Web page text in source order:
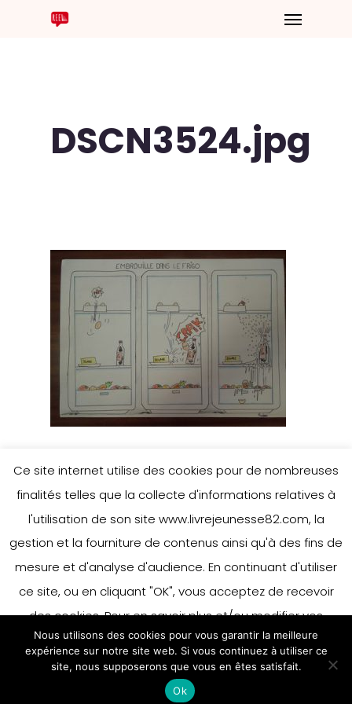
DSCN3524.jpg
Leave a Reply
You must belogged in to post a
comment.
Ce site internet utilise des cookies pour de nombreuses
finalités telles que la collecte d'informations relatives à
l'utilisation de son site www.livrejeunesse82.com, la
gestion et la fourniture de contenus ainsi qu'à des fins de
mesure et d'analyse d'audience. En continuant d'utiliser
ce site, ou en cliquant "OK", vous acceptez de recevoir
des cookies. Pour en savoir plus et/ou modifier vos
préférences en matière de cookies, merci de vous référer
à notre politique sur les cookies.
Accepter
En savoir plus
Nous utilisons des cookies pour vous garantir la meilleure
expérience sur notre site web. Si vous continuez à utiliser ce
site, nous supposerons que vous en êtes satisfait.
Ok